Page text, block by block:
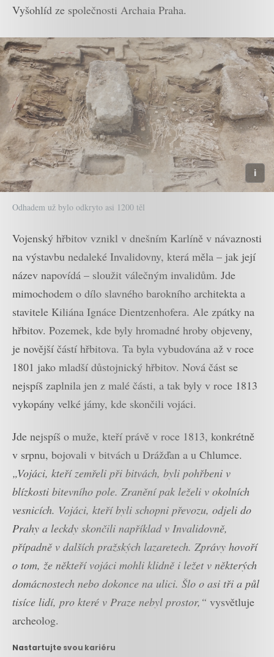
Vyšohlíd ze společnosti Archaia Praha.
Odhadem už bylo odkryto asi 1200 těl
Vojenský hřbitov vznikl v dnešním Karlíně v návaznosti
na výstavbu nedaleké Invalidovny, která měla – jak její
název napovídá – sloužit válečným invalidům. Jde
mimochodem o dílo slavného barokního architekta a
stavitele Kiliána Ignáce Dientzenhofera. Ale zpátky na
hřbitov. Pozemek, kde byly hromadné hroby objeveny,
je novější částí hřbitova. Ta byla vybudována až v roce
1801 jako mladší důstojnický hřbitov. Nová část se
nejspíš zaplnila jen z malé části, a tak byly v roce 1813
vykopány velké jámy, kde skončili vojáci.
Jde nejspíš o muže, kteří právě v roce 1813, konkrétně
v srpnu, bojovali v bitvách u Drážďan a u Chlumce.
„Vojáci, kteří zemřeli při bitvách, byli pohřbeni v
blízkosti bitevního pole. Zranění pak leželi v okolních
vesnicích. Vojáci, kteří byli schopni převozu, odjeli do
Prahy a leckdy skončili například v Invalidovně,
případně v dalších pražských lazaretech. Zprávy hovoří
o tom, že někteří vojáci mohli klidně i ležet v některých
domácnostech nebo dokonce na ulici. Šlo o asi tři a půl
tisíce lidí, pro které v Praze nebyl prostor,“ vysvětluje
archeolog.
Nastartujte svou kariéru